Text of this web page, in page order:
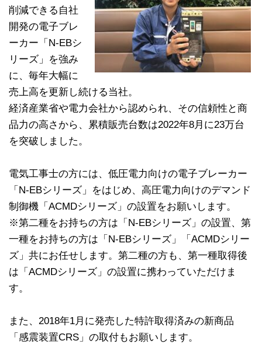
削減できる自社
開発の電子ブレ
ーカー「N-EBシ
リーズ」を強み
に、毎年大幅に
売上高を更新し続ける当社。
経済産業省や電力会社から認められ、その信頼性と商
品力の高さから、累積販売台数は2022年8月に23万台
を突破しました。
電気工事士の方には、低圧電力向けの電子ブレーカー
「N-EBシリーズ」をはじめ、高圧電力向けのデマンド
制御機「ACMDシリーズ」の設置をお願いします。
※第二種をお持ちの方は「N-EBシリーズ」の設置、第
一種をお持ちの方は「N-EBシリーズ」「ACMDシリー
ズ」共にお任せします。第二種の方も、第一種取得後
は「ACMDシリーズ」の設置に携わっていただけま
す。
また、2018年1月に発売した特許取得済みの新商品
「感震装置CRS」の取付もお願いします。